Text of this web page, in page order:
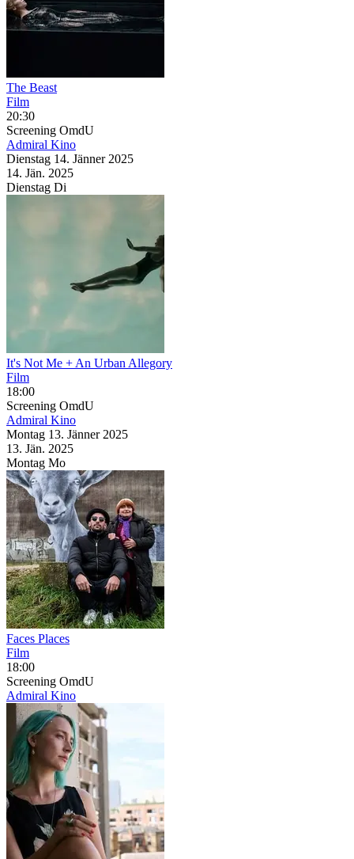
The Beast
Film
20:30
Screening OmdU
Admiral Kino
Dienstag 14. Jänner 2025
14. Jän. 2025
Dienstag Di
It's Not Me + An Urban Allegory
Film
18:00
Screening OmdU
Admiral Kino
Montag 13. Jänner 2025
13. Jän. 2025
Montag Mo
Faces Places
Film
18:00
Screening OmdU
Admiral Kino